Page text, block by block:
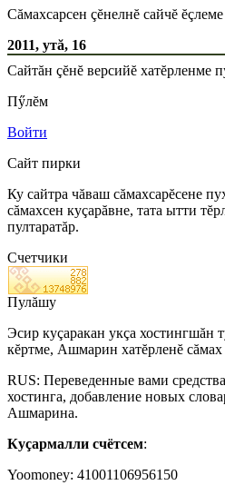
Сăмахсарсен çĕнелнĕ сайчĕ
2011, утă, 16
Сайтăн çĕнĕ версийĕ хатĕрленме
Пӳлĕм
Войти
Сайт пирки
Ку сайтра чăваш сăмахсарĕсене
сăмахсен куçарăвне, тата ытти
пултаратăр.
Счетчики
Пулăшу
Эсир куçаракан укçа хостингшăн
кĕртме, Ашмарин хатĕрленĕ
RUS: Переведенные вами
хостинга, добавление новых
Ашмарина.
Куçармалли счётсем:
Yoomoney: 41001106956150